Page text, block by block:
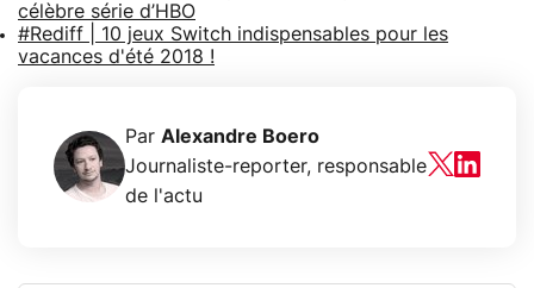
célèbre série d’HBO
#Rediff | 10 jeux Switch indispensables pour les
vacances d'été 2018 !
Par Alexandre Boero
Journaliste-reporter, responsable
de l'actu